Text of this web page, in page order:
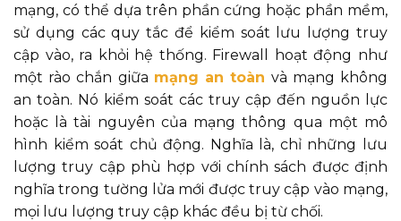
mạng, có thể dựa trên phần cứng hoặc phần mềm,
sử dụng các quy tắc để kiểm soát lưu lượng truy
cập vào, ra khỏi hệ thống. Firewall hoạt động như
một rào chắn giữa mạng an toàn và mạng không
an toàn. Nó kiểm soát các truy cập đến nguồn lực
hoặc là tài nguyên của mạng thông qua một mô
hình kiểm soát chủ động. Nghĩa là, chỉ những lưu
lượng truy cập phù hợp với chính sách được định
nghĩa trong tường lửa mới được truy cập vào mạng,
mọi lưu lượng truy cập khác đều bị từ chối.